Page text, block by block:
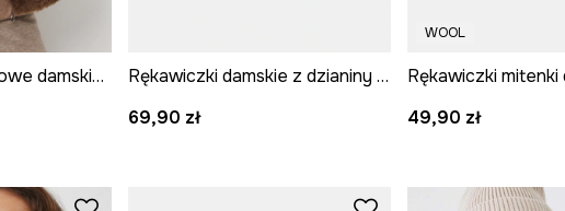
Rękawiczki zamszowe damskie z domieszką wełny kolor brązowy
Rękawiczki damskie z dzianiny kolor czarny
69,90 zł
WOOL
49,90 zł